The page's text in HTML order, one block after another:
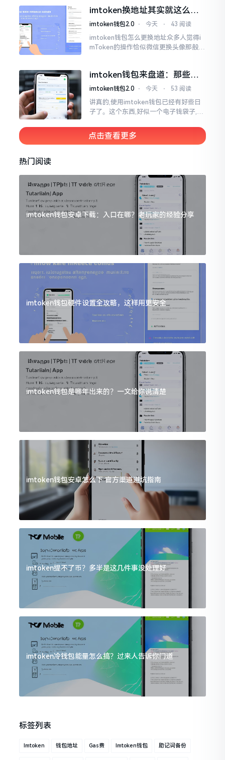
imtoken换地址其实就这么回
事
imtoken钱包2.0 ⋅ 今天 ⋅ 43 阅读
imtoken钱包怎么更换地址众多人觉得i
mToken的操作恰似微信更换头像那般简
据助记词来生成的,通俗讲
imtoken钱包来盘道：那些踩
过的坑和保命招
imtoken钱包2.0 ⋅ 今天 ⋅ 53 阅读
讲真的,使用imtoken钱包已经有好些日
子了。这个东西,好似一个电子钱袋子,里
来一帆风顺、毫无阻碍,有的人使用起来
却提心吊胆、神经紧绷。
点击查看更多
热门阅读
imtoken钱包安卓下载：入口在哪？老玩家的经验分享
imtoken钱包硬件设置全攻略，这样用更安全
imtoken钱包是哪年出来的？一文给你说清楚
imtoken钱包安卓怎么下 官方渠道避坑指南
imtoken提不了币？多半是这几件事没处理好
imtoken冷钱包能量怎么搞？过来人告诉你门道
标签列表
Imtoken 钱包地址 Gas费 Imtoken钱包 助记词备份